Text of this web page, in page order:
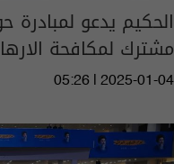
الحكيم يدعو
مشترك لمكافحة
05:26 | 2025-01-04